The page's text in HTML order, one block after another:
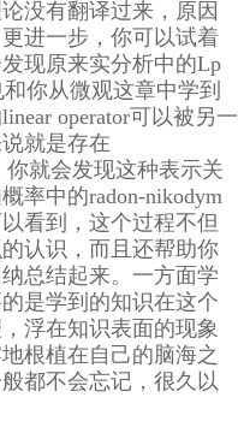
没有翻译过来，原因
进一步，你可以试着
现原来实分析中的Lp
你从微观这章中学到
operator可以被另一
就是存在
你就会发现这种表示关
率中的radon-nikodym
看到，这个过程不但
认识，而且还帮助你
总结起来。一方面学
是学到的知识在这个
浮在知识表面的现象
根植在自己的脑海之
都不会忘记，很久以